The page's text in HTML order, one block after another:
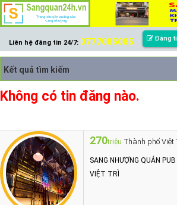
Liên hệ đăng tin 24/7: 0777085085 Đăng
Kết quả tìm kiếm
Không có tin đăng nào.
270triệu Thành phố Việt
SANG NHƯỢNG QUÁN
VIỆT TRÌ